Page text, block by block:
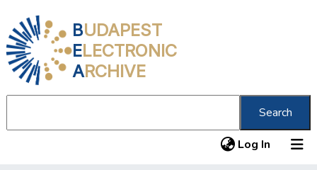
BUDAPEST
ELECTRONIC
ARCHIVE
Search
Log In (current)